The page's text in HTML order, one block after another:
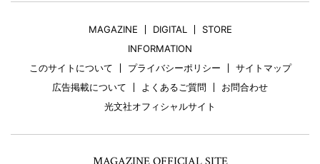
MAGAZINE DIGITAL
STORE
INFORMATION
このサイトについて
プライバシーポリシー
サイトマップ
広告掲載について
よくあるご質問
お問合わせ
光文社オフィシャルサイト